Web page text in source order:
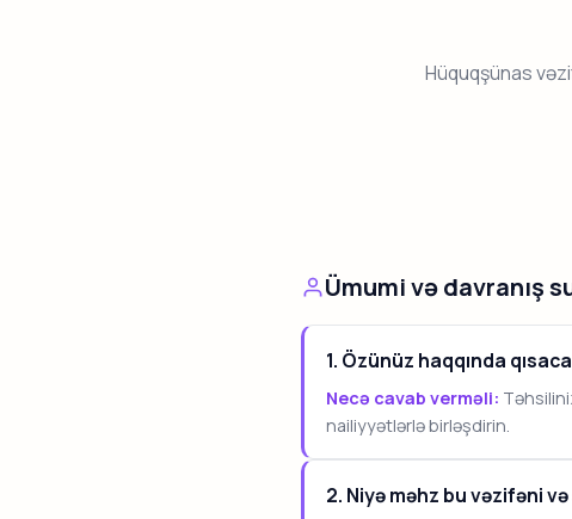
Hüquqşünas
Ümumi və davranış
1. Özünüz haqqında qısaca
Necə cavab verməli:
nailiyyətlərlə birləşdirin.
2. Niyə məhz bu vəzifəni